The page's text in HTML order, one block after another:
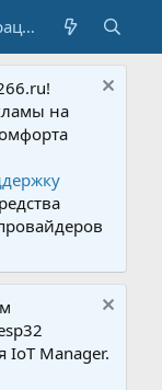
Регистрация
на
Manager.